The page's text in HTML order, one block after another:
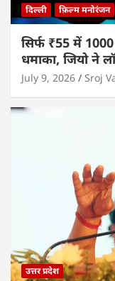
दिल्ली फ़िल्म मनोरंजन
सिर्फ ₹55 में
धमाका, जियो ने
July 9, 2026 Sroj
उत्तर प्रदेश